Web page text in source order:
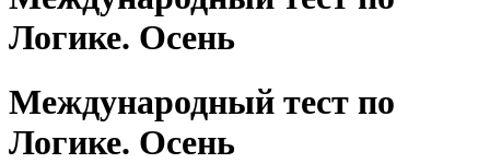
Логике. Осень
Международный тест по
Логике. Осень